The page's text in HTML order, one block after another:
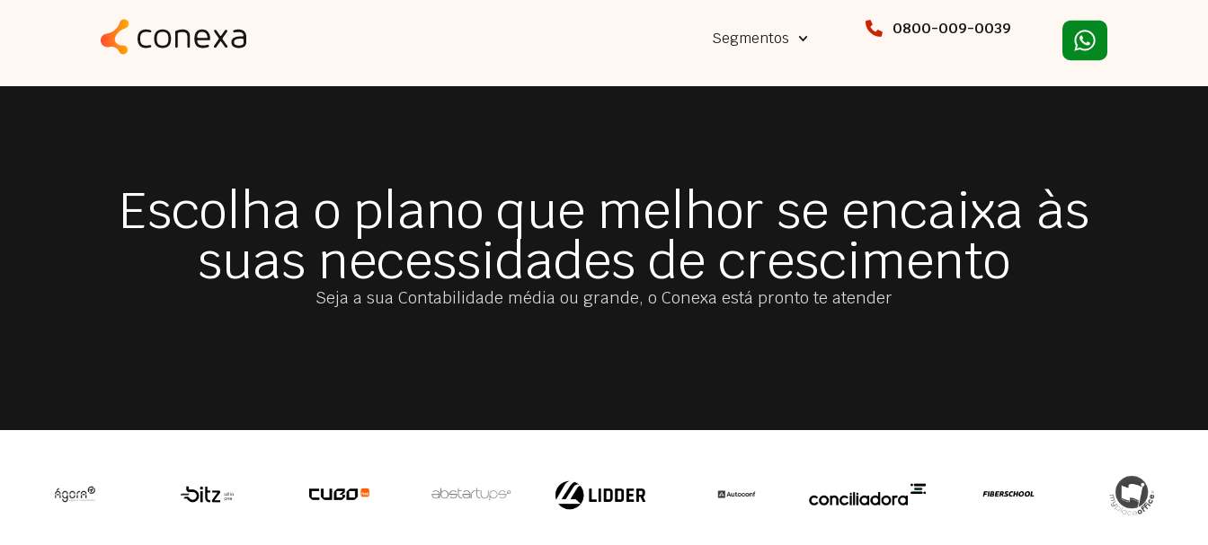
Segmentos
0800-009-0039
Escolha o plano que melhor se encaixa às
suas necessidades de crescimento
Seja a sua Contabilidade média ou grande, o Conexa está pronto te atender